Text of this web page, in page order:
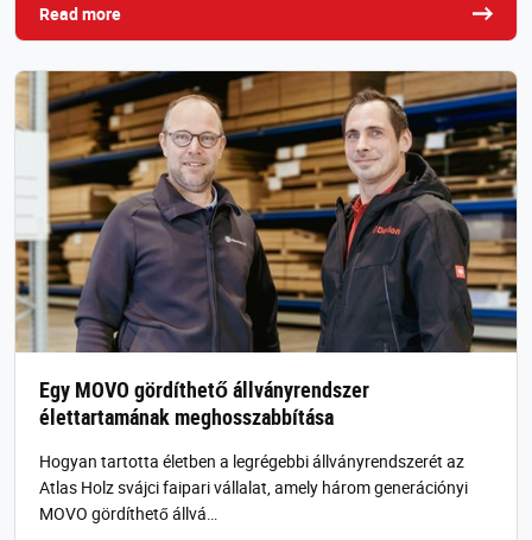
Read more
Egy MOVO gördíthető állványrendszer
élettartamának meghosszabbítása
Hogyan tartotta életben a legrégebbi állványrendszerét az
Atlas Holz svájci faipari vállalat, amely három generációnyi
MOVO gördíthető állvá…